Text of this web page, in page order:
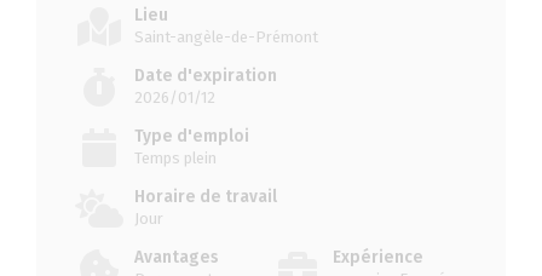
Lieu
Saint-angèle-de-Prémont
Date d'expiration
2026/01/12
Type d'emploi
Temps plein
Horaire de travail
Jour
Avantages Expérience